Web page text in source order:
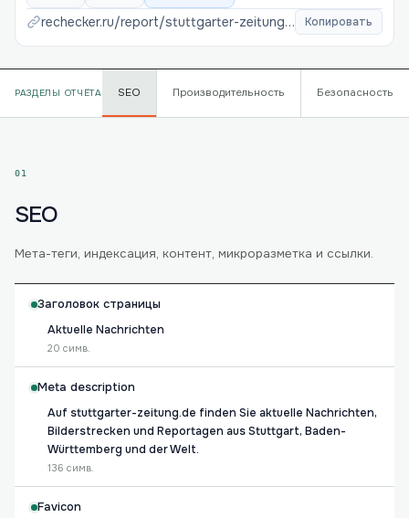
rechecker.ru/report/stuttgarter-zeitung-de Копировать
РАЗДЕЛЫ ОТЧЁТА SEO Производительность Безопасность
01
SEO
Мета-теги, индексация, контент, микроразметка и ссылки.
Заголовок страницы
Aktuelle Nachrichten
20 симв.
Meta description
Auf stuttgarter-zeitung.de finden Sie aktuelle Nachrichten,
Bilderstrecken und Reportagen aus Stuttgart, Baden-
Württemberg und der Welt.
136 симв.
Favicon